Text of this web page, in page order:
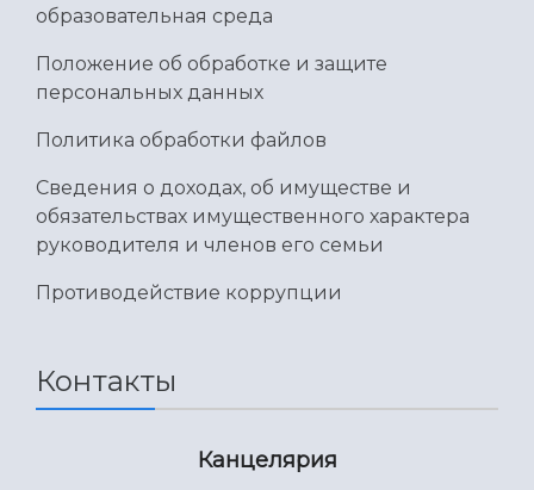
образовательная среда
Положение об обработке и защите
персональных данных
Политика обработки файлов
Сведения о доходах, об имуществе и
обязательствах имущественного характера
руководителя и членов его семьи
Противодействие коррупции
Контакты
Канцелярия